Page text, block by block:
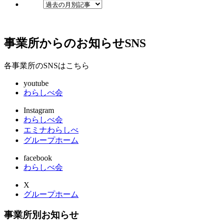
事業所からのお知らせSNS
各事業所のSNSはこちら
youtube
わらしべ会
Instagram
わらしべ会
エミナわらしべ
グループホーム
facebook
わらしべ会
X
グループホーム
事業所別お知らせ